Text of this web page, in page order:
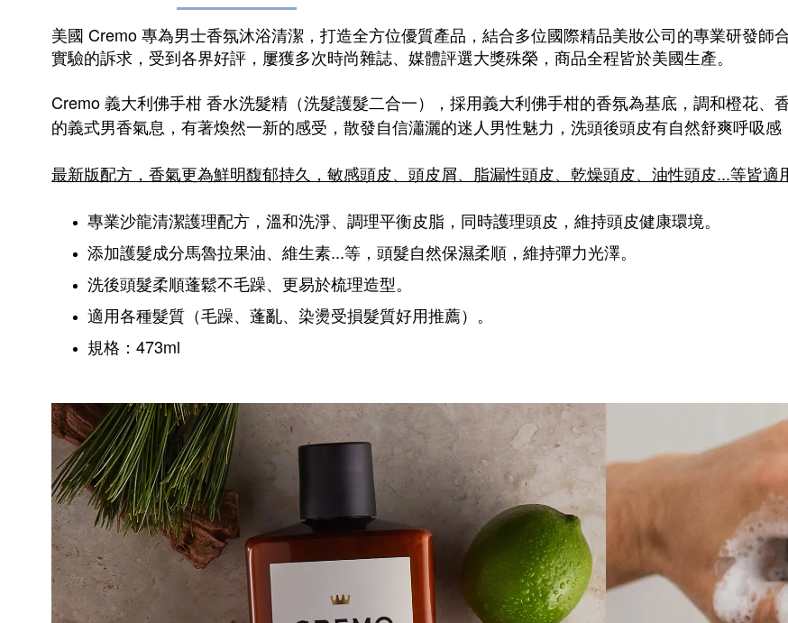
美國 Cremo 專為男士香氛沐浴清潔，打造全方位優質產品，結合多位國際精品美妝公司的專業研發師
實驗的訴求，受到各界好評，屢獲多次時尚雜誌、媒體評選大獎殊榮，商品全程皆於美國生產。
Cremo 義大利佛手柑香水洗髮精（洗髮護髮二合一）， 採用義大利佛手柑的香氛為基底，調和橙花、
的義式男香氣息， 有著煥然一新的感受，散發自信瀟灑的迷人男性魅力， 洗頭後頭皮有自然舒爽呼吸感
最新版配方，香氣更為鮮明馥郁持久，敏感頭皮、頭皮屑、脂漏性頭皮、乾燥頭皮、油性頭皮...等皆適
專業沙龍清潔護理配方，溫和洗淨、調理平衡皮脂，同時護理頭皮，維持頭皮健康環境。
添加護髮成分馬魯拉果油、維生素...等，頭髮自然保濕柔順，維持彈力光澤。
洗後頭髮柔順蓬鬆不毛躁、更易於梳理造型。
適用各種髮質（毛躁、蓬亂、染燙受損髮質好用推薦）。
規格：473ml